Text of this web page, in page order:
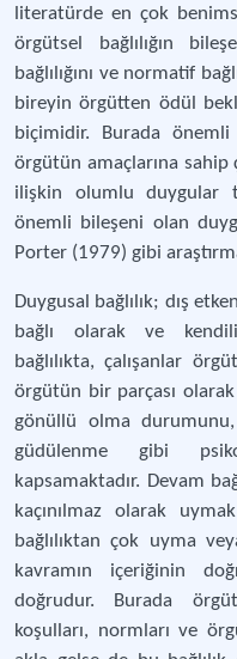
literatürde en çok
örgütsel bağlılığın
bağlılığını ve normatif
bireyin örgütten ödül
biçimidir. Burada önemli
örgütün amaçlarına sahip
ilişkin olumlu duygular
önemli bileşeni olan
Porter (1979) gibi
Duygusal bağlılık; dış
bağlı olarak ve
bağlılıkta, çalışanlar
örgütün bir parçası
gönüllü olma
güdülenme gibi
kapsamaktadır. Devam
kaçınılmaz olarak
bağlılıktan çok uyma
kavramın içeriğinin
doğrudur. Burada
koşulları, normları ve